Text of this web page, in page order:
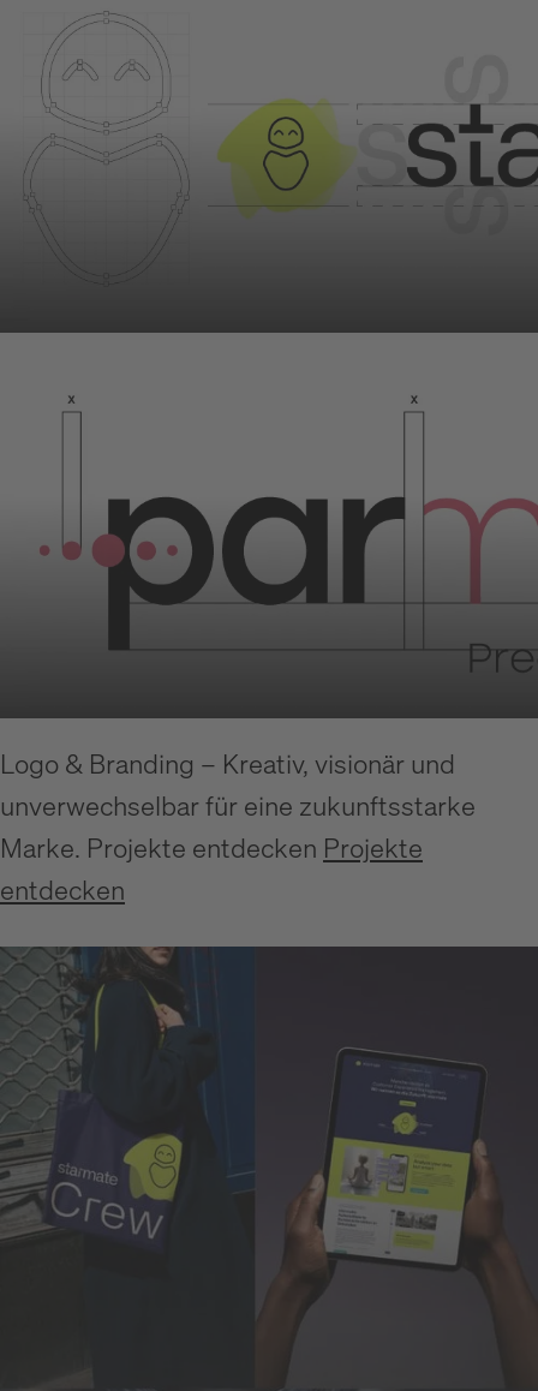
Logo & Branding – Kreativ, visionär und
unverwechselbar für eine zukunftsstarke
Marke. Projekte entdecken Projekte
entdecken